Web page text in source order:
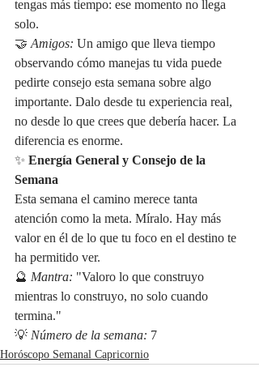
tengas más tiempo: ese momento no llega
solo.
🤝 Amigos: Un amigo que lleva tiempo
observando cómo manejas tu vida puede
pedirte consejo esta semana sobre algo
importante. Dalo desde tu experiencia real,
no desde lo que crees que debería hacer. La
diferencia es enorme.
✨ Energía General y Consejo de la
Semana
Esta semana el camino merece tanta
atención como la meta. Míralo. Hay más
valor en él de lo que tu foco en el destino te
ha permitido ver.
🔮 Mantra: "Valoro lo que construyo
mientras lo construyo, no solo cuando
termina."
💡 Número de la semana: 7
Horóscopo Semanal Capricornio